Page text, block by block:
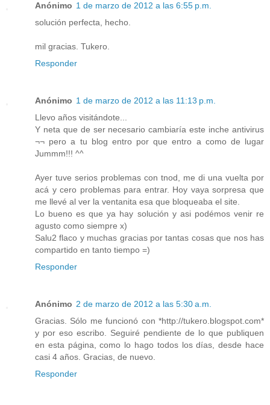
Anónimo 1 de marzo de 2012 a las 6:55 p.m.
solución perfecta, hecho.
mil gracias. Tukero.
Responder
Anónimo 1 de marzo de 2012 a las 11:13 p.m.
Llevo años visitándote...
Y neta que de ser necesario cambiaría este inche antivirus
¬¬ pero a tu blog entro por que entro a como de lugar
Jummm!!! ^^
Ayer tuve serios problemas con tnod, me di una vuelta por
acá y cero problemas para entrar. Hoy vaya sorpresa que
me llevé al ver la ventanita esa que bloqueaba el site.
Lo bueno es que ya hay solución y asi podémos venir re
agusto como siempre x)
Salu2 flaco y muchas gracias por tantas cosas que nos has
compartido en tanto tiempo =)
Responder
Anónimo 2 de marzo de 2012 a las 5:30 a.m.
Gracias. Sólo me funcionó con *http://tukero.blogspot.com*
y por eso escribo. Seguiré pendiente de lo que publiquen
en esta página, como lo hago todos los días, desde hace
casi 4 años. Gracias, de nuevo.
Responder